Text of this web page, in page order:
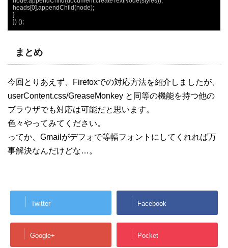
heads[0].appendChild(node);
}
}) ();
まとめ
今回とりあえず、Firefoxでの対応方法を紹介しましたが、
userContent.css/GreaseMonkey と同等の機能を持つ他の
ブラウザでも対応は可能だと思います。
色々やってみてください。
ってか、Gmailがデフォで等幅フォントにしてくれれば万
事解決なんだけどな…。
Twitter Facebook
Google+ Pocket